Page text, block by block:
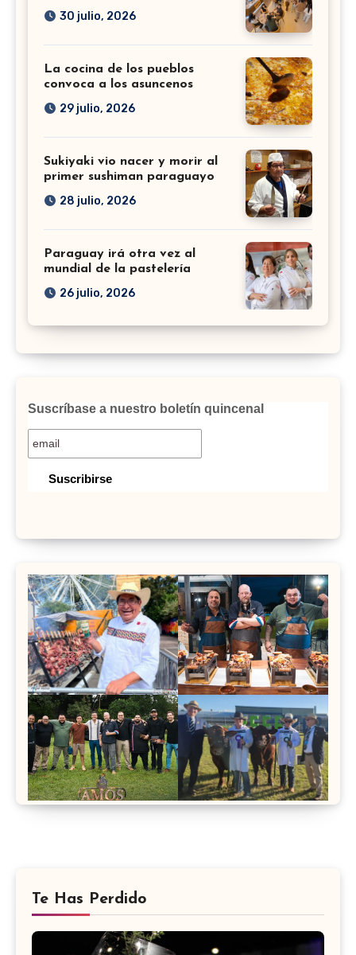
30 julio, 2026
La cocina de los pueblos
convoca a los asuncenos
29 julio, 2026
Sukiyaki vio nacer y morir al
primer sushiman paraguayo
28 julio, 2026
Paraguay irá otra vez al
mundial de la pastelería
26 julio, 2026
Suscríbase a nuestro boletín quincenal
Te Has Perdido